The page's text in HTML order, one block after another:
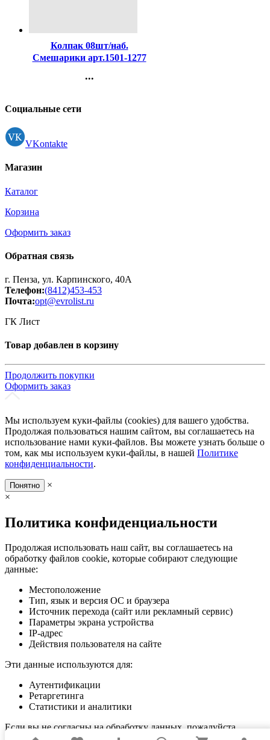
Колпак 08шт/наб.
Смешарики арт.1501-1277
...
Регистрация
Социальные сети
VKontakte
Магазин
Каталог
Корзина
Оформить заказ
Обратная связь
г. Пенза, ул. Карпинского, 40А
Телефон:(8412)453-453
Почта:opt@evrolist.ru
ГК Лист
Товар добавлен в корзину
Продолжить покупки
Оформить заказ
Мы используем куки-файлы (cookies) для вашего удобства.
Продолжая пользоваться нашим сайтом, вы соглашаетесь на
использование нами куки-файлов. Вы можете узнать больше о
том, как мы используем куки-файлы, в нашей Политике
конфиденциальности.
Понятно
×
×
Политика конфиденциальности
Продолжая использовать наш сайт, вы соглашаетесь на
обработку файлов cookie, которые собирают следующие
данные:
Местоположение
Тип, язык и версия ОС и браузера
Источник перехода (сайт или рекламный сервис)
Параметры экрана устройства
IP-адрес
Действия пользователя на сайте
Эти данные используются для:
Аутентификации
Ретаргетинга
Статистики и аналитики
Если вы не согласны на обработку данных, пожалуйста,